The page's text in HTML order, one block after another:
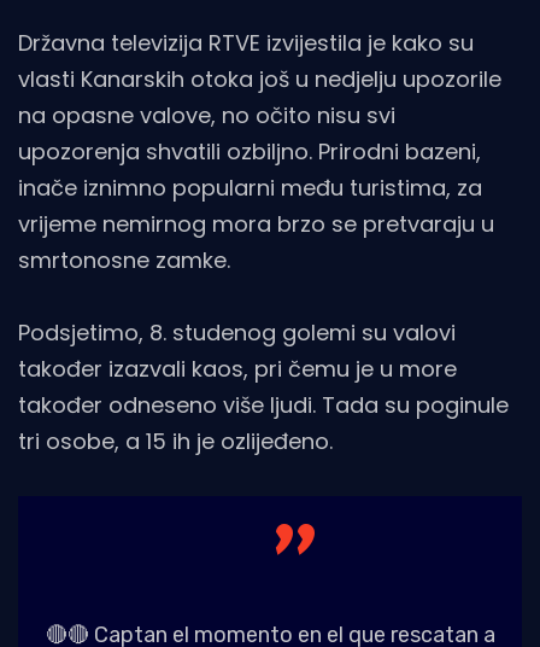
Državna televizija RTVE izvijestila je kako su
vlasti Kanarskih otoka još u nedjelju upozorile
na opasne valove, no očito nisu svi
upozorenja shvatili ozbiljno. Prirodni bazeni,
inače iznimno popularni među turistima, za
vrijeme nemirnog mora brzo se pretvaraju u
smrtonosne zamke.
Podsjetimo, 8. studenog golemi su valovi
također izazvali kaos, pri čemu je u more
također odneseno više ljudi. Tada su poginule
tri osobe, a 15 ih je ozlijeđeno.
🔴🔴 Captan el momento en el que rescatan a